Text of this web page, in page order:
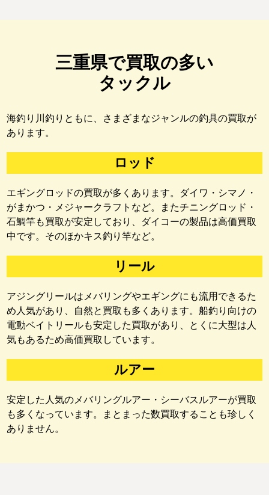
三重県で買取の多い
タックル
海釣り川釣りともに、さまざまなジャンルの釣具の買取が
あります。
ロッド
エギングロッドの買取が多くあります。ダイワ・シマノ・
がまかつ・メジャークラフトなど。またチニングロッド・
石鯛竿も買取が安定しており、ダイコーの製品は高価買取
中です。そのほかキス釣り竿など。
リール
アジングリールはメバリングやエギングにも流用できるた
め人気があり、自然と買取も多くあります。船釣り向けの
電動ベイトリールも安定した買取があり、とくに大型は人
気もあるため高価買取しています。
ルアー
安定した人気のメバリングルアー・シーバスルアーが買取
も多くなっています。まとまった数買取することも珍しく
ありません。